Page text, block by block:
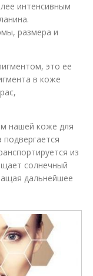
интенсивным
размера и
это ее
в коже
нашей коже для
из
солнечный
дальнейшее